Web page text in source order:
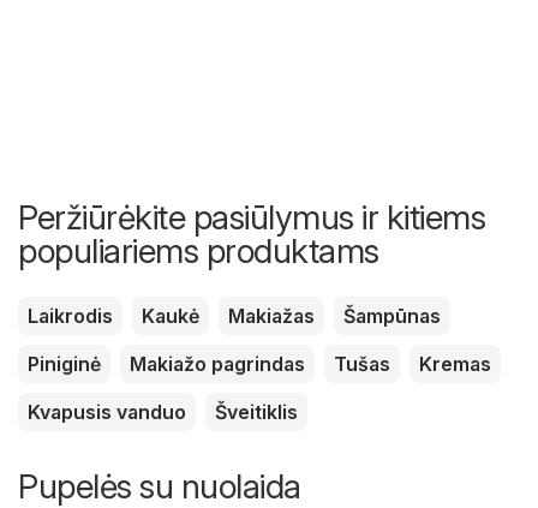
Peržiūrėkite pasiūlymus ir kitiems
populiariems produktams
Laikrodis Kaukė Makiažas
Šampūnas
Piniginė
Makiažo pagrindas Tušas
Kremas
Kvapusis vanduo
Šveitiklis
Pupelės su nuolaida